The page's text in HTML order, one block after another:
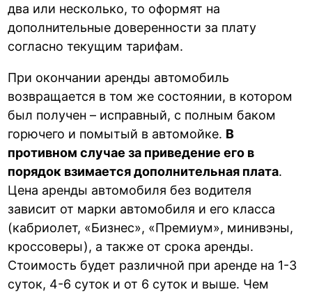
два или несколько, то оформят на
дополнительные доверенности за плату
согласно текущим тарифам.
При окончании аренды автомобиль
возвращается в том же состоянии, в котором
был получен – исправный, с полным баком
горючего и помытый в автомойке. В
противном случае за приведение его в
порядок взимается дополнительная плата.
Цена аренды автомобиля без водителя
зависит от марки автомобиля и его класса
(кабриолет, «Бизнес», «Премиум», минивэны,
кроссоверы), а также от срока аренды.
Стоимость будет различной при аренде на 1-3
суток, 4-6 суток и от 6 суток и выше. Чем